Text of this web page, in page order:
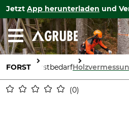
Jetzt App herunterladen und
FORST Forstbedarf
0